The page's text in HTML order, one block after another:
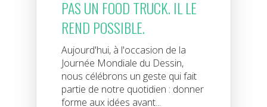
PAS UN FOOD TRUCK. IL LE
REND POSSIBLE.
Aujourd'hui, à l'occasion de la
Journée Mondiale du Dessin,
nous célébrons un geste qui fait
partie de notre quotidien : donner
forme aux idées avant...